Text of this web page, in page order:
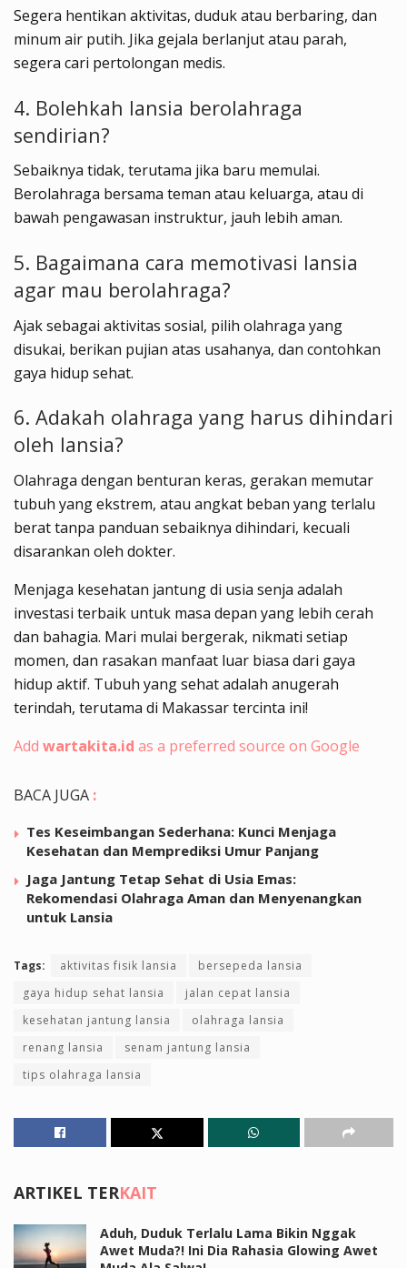
Segera hentikan aktivitas, duduk atau berbaring, dan
minum air putih. Jika gejala berlanjut atau parah,
segera cari pertolongan medis.
4. Bolehkah lansia berolahraga
sendirian?
Sebaiknya tidak, terutama jika baru memulai.
Berolahraga bersama teman atau keluarga, atau di
bawah pengawasan instruktur, jauh lebih aman.
5. Bagaimana cara memotivasi lansia
agar mau berolahraga?
Ajak sebagai aktivitas sosial, pilih olahraga yang
disukai, berikan pujian atas usahanya, dan contohkan
gaya hidup sehat.
6. Adakah olahraga yang harus dihindari
oleh lansia?
Olahraga dengan benturan keras, gerakan memutar
tubuh yang ekstrem, atau angkat beban yang terlalu
berat tanpa panduan sebaiknya dihindari, kecuali
disarankan oleh dokter.
Menjaga kesehatan jantung di usia senja adalah
investasi terbaik untuk masa depan yang lebih cerah
dan bahagia. Mari mulai bergerak, nikmati setiap
momen, dan rasakan manfaat luar biasa dari gaya
hidup aktif. Tubuh yang sehat adalah anugerah
terindah, terutama di Makassar tercinta ini!
Add wartakita.id as a preferred source on Google
BACA JUGA :
Tes Keseimbangan Sederhana: Kunci Menjaga
Kesehatan dan Memprediksi Umur Panjang
Jaga Jantung Tetap Sehat di Usia Emas:
Rekomendasi Olahraga Aman dan Menyenangkan
untuk Lansia
Tags: aktivitas fisik lansia
bersepeda lansia
gaya hidup sehat lansia
jalan cepat lansia
kesehatan jantung lansia
olahraga lansia
renang lansia
senam jantung lansia
tips olahraga lansia
ARTIKEL TERKAIT
Aduh, Duduk Terlalu Lama Bikin Nggak
Awet Muda?! Ini Dia Rahasia Glowing Awet